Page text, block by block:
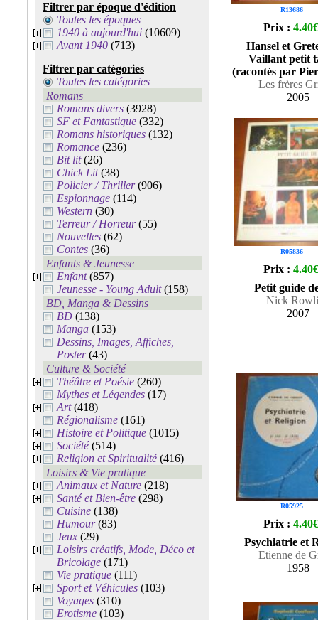
Filtrer par époque d'édition
Toutes les époques
1940 à aujourd'hui (10609)
Avant 1940 (713)
Filtrer par catégories
Toutes les catégories
Romans
Romans divers (3928)
SF et Fantastique (332)
Romans historiques (132)
Romance (236)
Bit lit(26)
Chick Lit(38)
Policier / Thriller(906)
Espionnage (114)
Western (30)
Terreur / Horreur(55)
Nouvelles (62)
Contes (36)
Enfants & Jeunesse
Enfant(857)
Jeunesse - Young Adult(158)
BD, Manga & Dessins
BD (138)
Manga (153)
Dessins, Images, Affiches,
Poster(43)
Culture & Société
Théâtre et Poésie (260)
Mythes et Légendes (17)
Art(418)
Régionalisme (161)
Histoire et Politique (1015)
Société(514)
Religion et Spiritualité(416)
Loisirs & Vie pratique
Animaux et Nature (218)
Santé et Bien-être (298)
Cuisine (138)
Humour(83)
Jeux (29)
Loisirs créatifs, Mode, Déco et
Bricolage (171)
Vie pratique (111)
Sport et Véhicules (103)
Voyages (310)
Erotisme (103)
R13686
Prix : 4.40€
Hansel et
Vaillant petit
(racontés par
Les frères
2005
R05836
Prix : 4.40€
Petit guide
Nick
2007
R05925
Prix : 4.40€
Psychiatrie et
Etienne de
1958